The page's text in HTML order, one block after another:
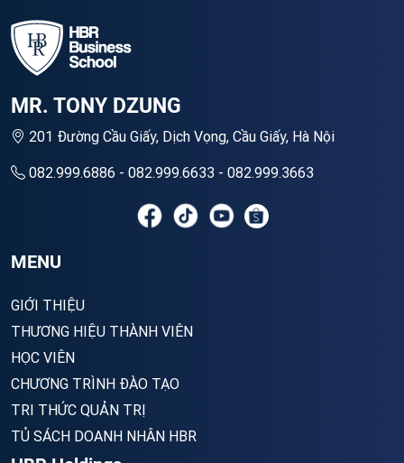
MR. TONY DZUNG
201 Đường Cầu Giấy, Dịch Vọng, Cầu Giấy, Hà Nội
082.999.6886 - 082.999.6633 - 082.999.3663
MENU
GIỚI THIỆU
THƯƠNG HIỆU THÀNH VIÊN
HỌC VIÊN
CHƯƠNG TRÌNH ĐÀO TẠO
TRI THỨC QUẢN TRỊ
TỦ SÁCH DOANH NHÂN HBR